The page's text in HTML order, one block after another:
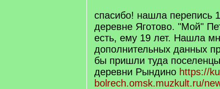
спасибо! нашла перепись
деревне Яготово. "Мой"
есть, ему 19 лет. Нашла
дополнительных данных
бы пришли туда
деревни Рындино https://
bolrech.omsk.muzkult.ru/